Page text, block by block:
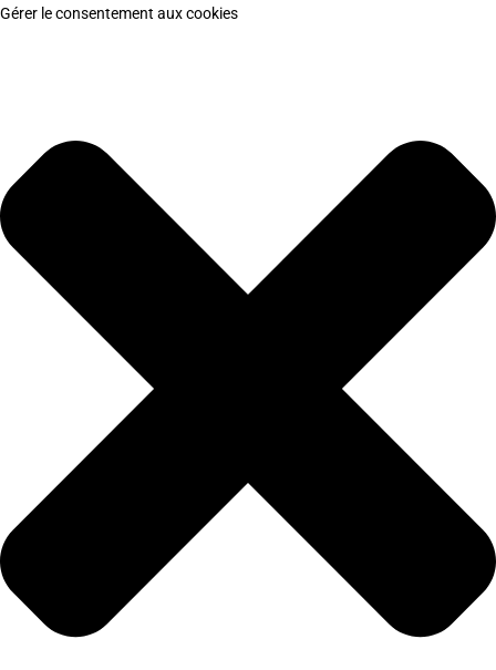
Gérer le consentement aux cookies